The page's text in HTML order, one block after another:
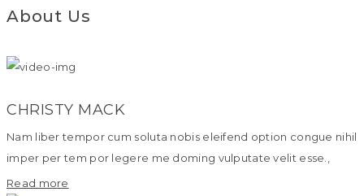
About Us
CHRISTY MACK
Nam liber tempor cum soluta nobis eleifend option congue nihil
imper per tem por legere me doming vulputate velit esse.,
Read more